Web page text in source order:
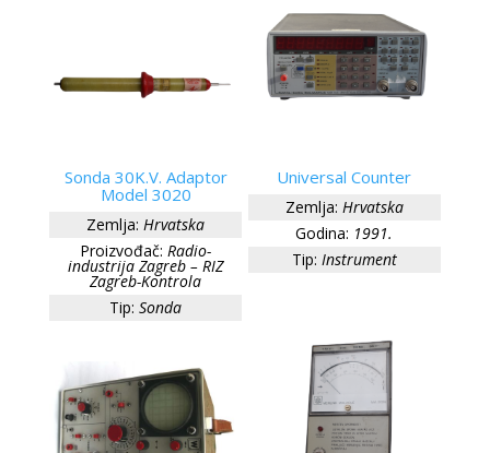
Sonda 30K.V. Adaptor
Model 3020
Zemlja: Hrvatska
Proizvođač: Radio-
industrija Zagreb – RIZ
Zagreb-Kontrola
Tip: Sonda
Universal Counter
Zemlja: Hrvatska
Godina: 1991.
Tip: Instrument